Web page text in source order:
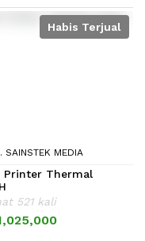
Habis Terjual
SAINSTEK MEDIA
Printer Thermal
521 kali